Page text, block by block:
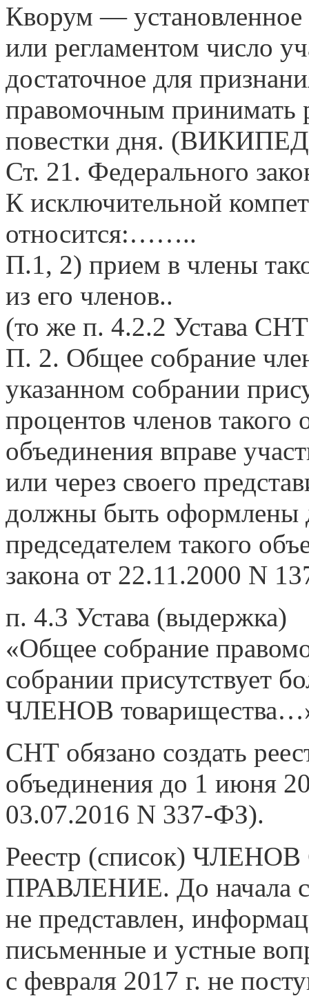
Кворум — установленное
или регламентом число
достаточное для
правомочным принимать
повестки дня.
Ст. 21. Федерального
К исключительной
относится:……..
П.1, 2) прием в члены
из его членов..
(то же п. 4.2.2 Устава
П. 2. Общее собрание
указанном собрании
процентов членов такого
объединения вправе
или через своего
должны быть оформлены
председателем такого
закона от 22.11.2000 N
п. 4.3 Устава (выдержка)
«Общее собрание
собрании присутствует
ЧЛЕНОВ
СНТ обязано создать
объединения до 1 июня
03.07.2016 N 337-ФЗ).
Реестр (список) ЧЛЕНОВ
ПРАВЛЕНИЕ. До начала
не представлен,
письменные и устные
с февраля 2017 г. не